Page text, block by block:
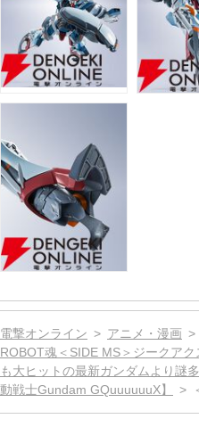
電撃オンライン アニメ・漫画
ROBOT魂＜SIDE MS＞ジークア
も大ヒットの最新ガンダムより謎
動戦士Gundam GQuuuuuuX】